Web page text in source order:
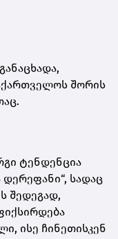
შორის
ტენდენცია
დერეფანი“, სადაც
შედეგად,
ისე ჩინეთისკენ